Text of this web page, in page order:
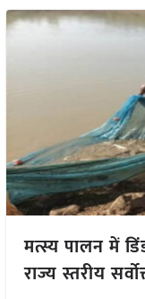
मत्स्य पालन में
राज्य स्तरीय